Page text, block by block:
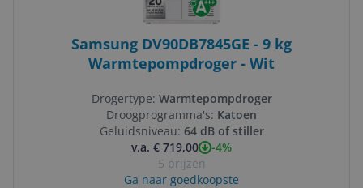
Samsung DV90DB7845GE - 9 kg
Warmtepompdroger - Wit
Drogertype: Warmtepompdroger
Droogprogramma's: Katoen
Geluidsniveau: 64 dB of stiller
v.a. € 719,00
-4%
5 prijzen
Ga naar goedkoopste